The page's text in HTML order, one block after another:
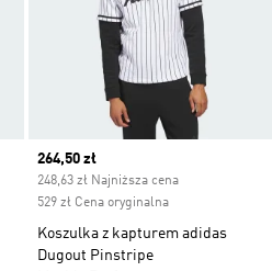
Current price
264,50 zł
248,63 zł Najniższa cena
529 zł Cena oryginalna
Koszulka z kapturem adidas
Dugout Pinstripe